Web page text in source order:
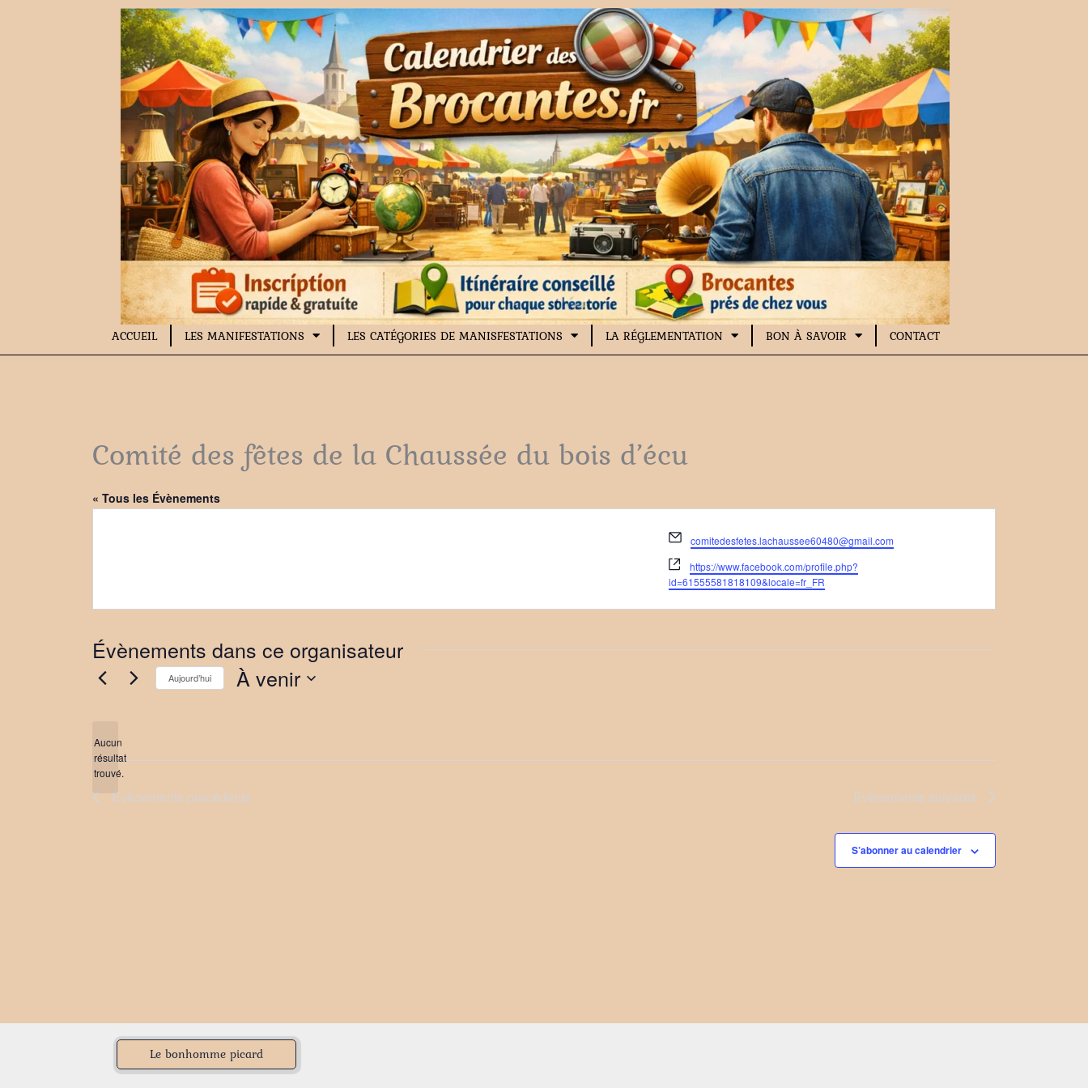
ACCUEIL LES MANIFESTATIONS LES CATÉGORIES DE MANISFESTATIONS LA RÉGLEMENTATION BON À SAVOIR CONTACT
Comité des fêtes de la Chaussée du bois d’écu
« Tous les Évènements
Email
comitedesfetes.lachaussee60480@gmail.com
Site
web
https://www.facebook.com/profile.php?
id=61555581818109&locale=fr_FR
Évènements dans ce organisateur
Notice
Aucun
résultat
trouvé.
Aujourd’hui À venir
Évènements précédents Évènements suivants
S’abonner au calendrier
Le bonhomme picard